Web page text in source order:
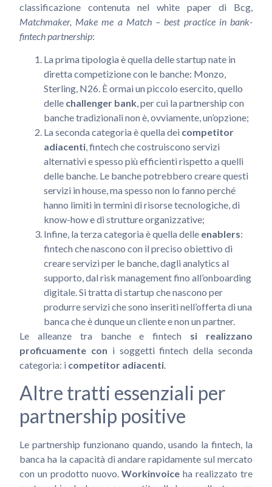
classificazione contenuta nel white paper di Bcg,
Matchmaker, Make me a Match – best practice in bank-
fintech partnership:
La prima tipologia è quella delle startup nate in
diretta competizione con le banche: Monzo,
Sterling, N26. È ormai un piccolo esercito, quello
delle challenger bank, per cui la partnership con
banche tradizionali non è, ovviamente, un’opzione;
La seconda categoria è quella dei competitor
adiacenti, fintech che costruiscono servizi
alternativi e spesso più efficienti rispetto a quelli
delle banche. Le banche potrebbero creare questi
servizi in house, ma spesso non lo fanno perché
hanno limiti in termini di risorse tecnologiche, di
know-how e di strutture organizzative;
Infine, la terza categoria è quella delle enablers:
fintech che nascono con il preciso obiettivo di
creare servizi per le banche, dagli analytics al
supporto, dal risk management fino all’onboarding
digitale. Si tratta di startup che nascono per
produrre servizi che sono inseriti nell’offerta di una
banca che è dunque un cliente e non un partner.
Le alleanze tra banche e fintech si realizzano
proficuamente con i soggetti fintech della seconda
categoria: i competitor adiacenti.
Altre tratti essenziali per
partnership positive
Le partnership funzionano quando, usando la fintech, la
banca ha la capacità di andare rapidamente sul mercato
con un prodotto nuovo.Workinvoiceha realizzato tre